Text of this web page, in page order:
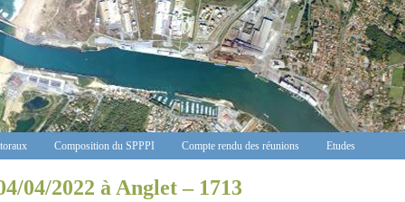
Composition du SPPPI Compte rendu des réunions Etudes
04/2022 à Anglet – 1713